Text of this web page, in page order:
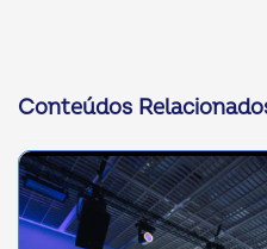
Conteúdos